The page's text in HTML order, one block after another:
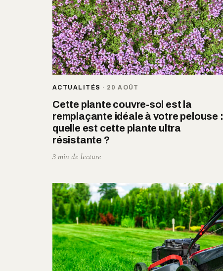
ACTUALITÉS · 20 AOÛT
Cette plante couvre-sol est la
remplaçante idéale à votre pelouse :
quelle est cette plante ultra
résistante ?
3 min de lecture